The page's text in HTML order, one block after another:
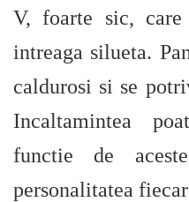
V, foarte sic,
intreaga silueta.
caldurosi si se
Incaltamintea
functie de
personalitatea